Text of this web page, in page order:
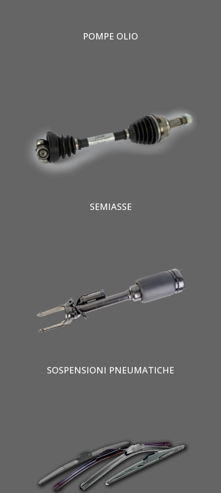
POMPE OLIO
SEMIASSE
SOSPENSIONI PNEUMATICHE